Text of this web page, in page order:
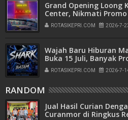
Grand Opening Loong
Center, Nikmati
Persen
ROTASIKEPRI.COM 2026-7-
Wajah Baru Hiburan
Buka 15 Juli, Banyak
ROTASIKEPRI.COM 2026-7-
RANDOM
Jual Hasil Curian
Curanmor di Ringkus